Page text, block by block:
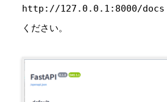
http://127.0.0.1:8000/docs
ください。